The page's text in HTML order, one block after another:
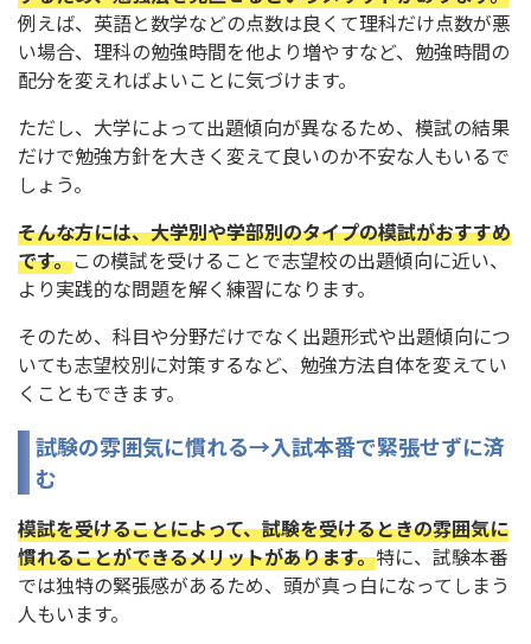
例えば、英語と数学などの点数は良くて理科だけ点数が悪
い場合、理科の勉強時間を他より増やすなど、勉強時間の
配分を変えればよいことに気づけます。
ただし、大学によって出題傾向が異なるため、模試の結果
だけで勉強方針を大きく変えて良いのか不安な人もいるで
しょう。
そんな方には、大学別や学部別のタイプの模試がおすすめ
です。この模試を受けることで志望校の出題傾向に近い、
より実践的な問題を解く練習になります。
そのため、科目や分野だけでなく出題形式や出題傾向につ
いても志望校別に対策するなど、勉強方法自体を変えてい
くこともできます。
試験の雰囲気に慣れる→入試本番で緊張せずに済
む
模試を受けることによって、試験を受けるときの雰囲気に
慣れることができるメリットがあります。特に、試験本番
では独特の緊張感があるため、頭が真っ白になってしまう
人もいます。